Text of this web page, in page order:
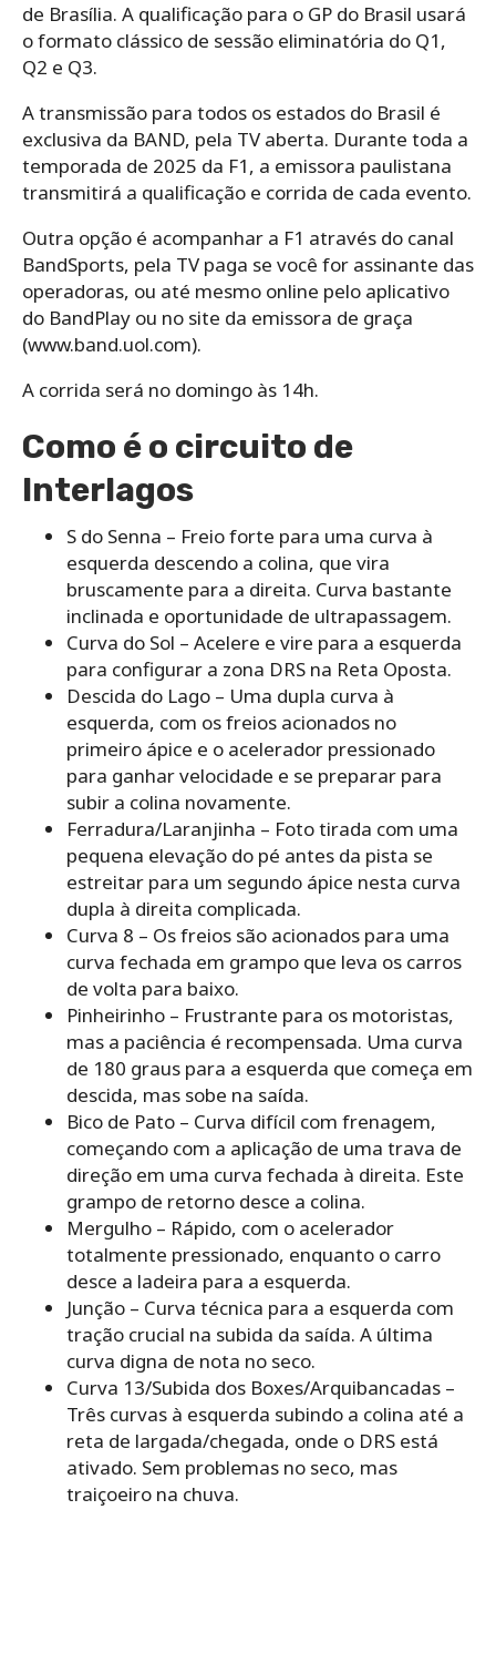
de Brasília. A qualificação para o GP do Brasil usará
o formato clássico de sessão eliminatória do Q1,
Q2 e Q3.
A transmissão para todos os estados do Brasil é
exclusiva da BAND, pela TV aberta. Durante toda a
temporada de 2025 da F1, a emissora paulistana
transmitirá a qualificação e corrida de cada evento.
Outra opção é acompanhar a F1 através do canal
BandSports, pela TV paga se você for assinante das
operadoras, ou até mesmo online pelo aplicativo
do BandPlay ou no site da emissora de graça
(www.band.uol.com).
A corrida será no domingo às 14h.
Como é o circuito de
Interlagos
S do Senna – Freio forte para uma curva à
esquerda descendo a colina, que vira
bruscamente para a direita. Curva bastante
inclinada e oportunidade de ultrapassagem.
Curva do Sol – Acelere e vire para a esquerda
para configurar a zona DRS na Reta Oposta.
Descida do Lago – Uma dupla curva à
esquerda, com os freios acionados no
primeiro ápice e o acelerador pressionado
para ganhar velocidade e se preparar para
subir a colina novamente.
Ferradura/Laranjinha – Foto tirada com uma
pequena elevação do pé antes da pista se
estreitar para um segundo ápice nesta curva
dupla à direita complicada.
Curva 8 – Os freios são acionados para uma
curva fechada em grampo que leva os carros
de volta para baixo.
Pinheirinho – Frustrante para os motoristas,
mas a paciência é recompensada. Uma curva
de 180 graus para a esquerda que começa em
descida, mas sobe na saída.
Bico de Pato – Curva difícil com frenagem,
começando com a aplicação de uma trava de
direção em uma curva fechada à direita. Este
grampo de retorno desce a colina.
Mergulho – Rápido, com o acelerador
totalmente pressionado, enquanto o carro
desce a ladeira para a esquerda.
Junção – Curva técnica para a esquerda com
tração crucial na subida da saída. A última
curva digna de nota no seco.
Curva 13/Subida dos Boxes/Arquibancadas –
Três curvas à esquerda subindo a colina até a
reta de largada/chegada, onde o DRS está
ativado. Sem problemas no seco, mas
traiçoeiro na chuva.